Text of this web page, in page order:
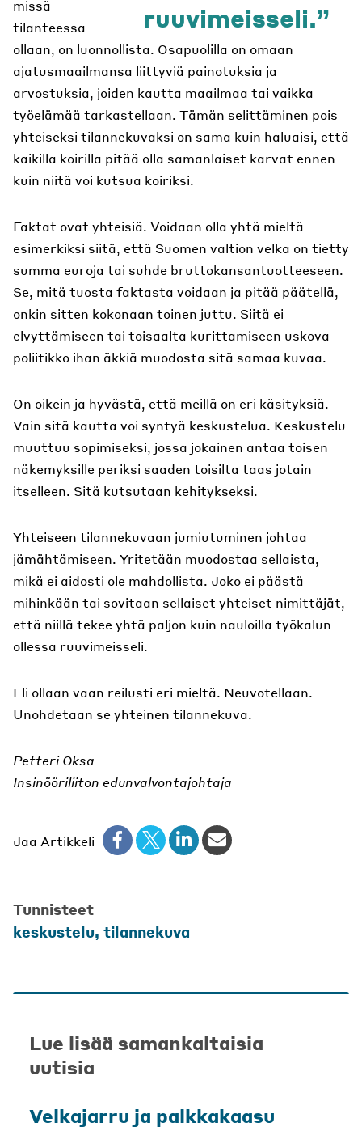
ruuvimeisseli.
missä
tilanteessa
ollaan, on luonnollista. Osapuolilla on omaan
ajatusmaailmansa liittyviä painotuksia ja
arvostuksia, joiden kautta maailmaa tai vaikka
työelämää tarkastellaan. Tämän selittäminen pois
yhteiseksi tilannekuvaksi on sama kuin haluaisi, että
kaikilla koirilla pitää olla samanlaiset karvat ennen
kuin niitä voi kutsua koiriksi.
Faktat ovat yhteisiä. Voidaan olla yhtä mieltä
esimerkiksi siitä, että Suomen valtion velka on tietty
summa euroja tai suhde bruttokansantuotteeseen.
Se, mitä tuosta faktasta voidaan ja pitää päätellä,
onkin sitten kokonaan toinen juttu. Siitä ei
elvyttämiseen tai toisaalta kurittamiseen uskova
poliitikko ihan äkkiä muodosta sitä samaa kuvaa.
On oikein ja hyvästä, että meillä on eri käsityksiä.
Vain sitä kautta voi syntyä keskustelua. Keskustelu
muuttuu sopimiseksi, jossa jokainen antaa toisen
näkemyksille periksi saaden toisilta taas jotain
itselleen. Sitä kutsutaan kehitykseksi.
Yhteiseen tilannekuvaan jumiutuminen johtaa
jämähtämiseen. Yritetään muodostaa sellaista,
mikä ei aidosti ole mahdollista. Joko ei päästä
mihinkään tai sovitaan sellaiset yhteiset nimittäjät,
että niillä tekee yhtä paljon kuin nauloilla työkalun
ollessa ruuvimeisseli.
Eli ollaan vaan reilusti eri mieltä. Neuvotellaan.
Unohdetaan se yhteinen tilannekuva.
Petteri Oksa
Insinööriliiton edunvalvontajohtaja
Jaa Artikkeli
Tunnisteet
keskustelu, tilannekuva
Lue lisää samankaltaisia
uutisia
Velkajarru ja palkkakaasu